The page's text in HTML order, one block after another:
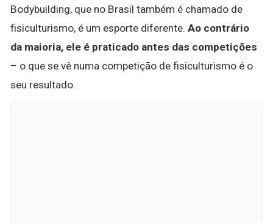
Bodybuilding, que no Brasil também é chamado de
fisiculturismo, é um esporte diferente. Ao contrário
da maioria, ele é praticado antes das competições
– o que se vê numa competição de fisiculturismo é o
seu resultado.